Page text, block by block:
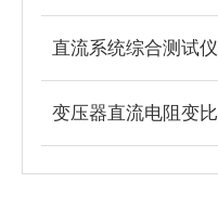
直流系统综合测试仪